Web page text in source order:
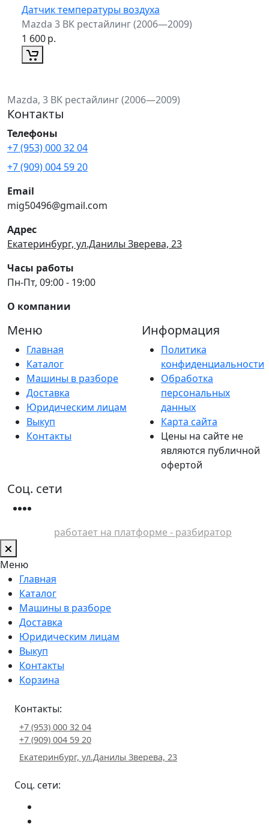
Датчик температуры воздуха
Mazda 3 BK рестайлинг (2006—2009)
1 600р.
Mazda, 3 BK рестайлинг (2006—2009)
Контакты
Телефоны
+7 (953) 000 32 04
+7 (909) 004 59 20
Email
mig50496@gmail.com
Адрес
Екатеринбург, ул.Данилы Зверева, 23
Часы работы
Пн-Пт, 09:00 - 19:00
О компании
Меню
Главная
Каталог
Машины в разборе
Доставка
Юридическим лицам
Выкуп
Контакты
Информация
Политика
конфиденциальности
Обработка
персональных
данных
Карта сайта
Цены на сайте не
являются публичной
офертой
Соц. сети
работает на платформе - разбиратор
Меню
Главная
Каталог
Машины в разборе
Доставка
Юридическим лицам
Выкуп
Контакты
Корзина
Контакты:
+7 (953) 000 32 04
+7 (909) 004 59 20
Екатеринбург, ул.Данилы Зверева, 23
Соц. сети: